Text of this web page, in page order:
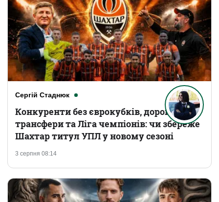
Сергій Стаднюк
3 серпня 08:14
Конкуренти без єврокубків, дорогі
трансфери та Ліга чемпіонів: чи збереже
Шахтар титул УПЛ у новому сезоні